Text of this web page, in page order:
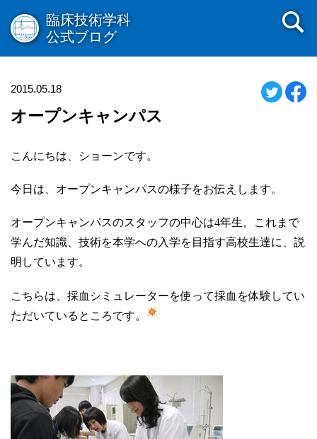
臨床技術学科
公式ブログ
2015.05.18
オープンキャンパス
こんにちは、ショーンです。
今日は、オープンキャンパスの様子をお伝えします。
オープンキャンパスのスタッフの中心は4年生。これまで
学んだ知識、技術を本学への入学を目指す高校生達に、説
明しています。
こちらは、採血シミュレーターを使って採血を体験してい
ただいているところです。